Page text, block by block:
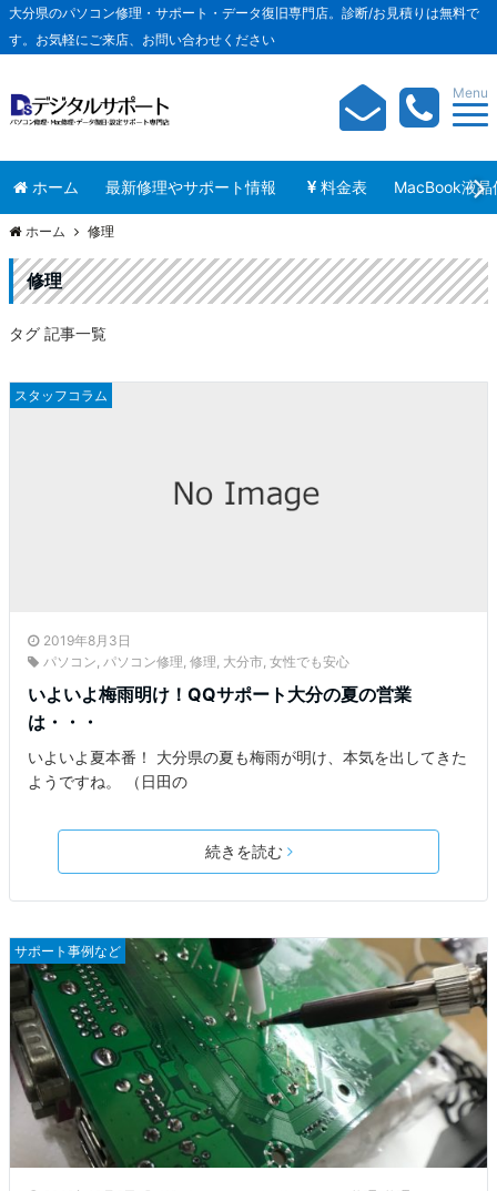
大分県のパソコン修理・サポート・データ復旧専門店。診断/お見積りは無料で
す。お気軽にご来店、お問い合わせください
Menu
ホーム 最新修理やサポート情報 料金表 MacBook液晶
ホーム 修理
修理
タグ 記事一覧
スタッフコラム
2019年8月3日
パソコン, パソコン修理, 修理, 大分市, 女性でも安心
いよいよ梅雨明け！QQサポート大分の夏の営業
は・・・
いよいよ夏本番！ 大分県の夏も梅雨が明け、本気を出してきた
ようですね。 （日田の
続きを読む
サポート事例など